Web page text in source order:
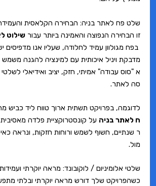
שלט פח לאתר בניה: הבחירה הקלאסית והעמידה
זו הבחירה הנפוצה והאמינה ביותר עבורשילוט
בפח מגולוון עמיד לחלודה, שעליו אנו מדפיסים
מדבקת ויניל איכותית עם למינציה להגנה משמש
א "סוס עבודה" אמיתי, חזק, יציב ואידיאלי לשלטי
סה לאתר.
לדוגמה, בפרויקט תשתית ארוך טווח ליד כביש
ח לאתר בניהעל קונסטרוקציית פלדה מאסיבית.
ר שנתיים, חשוף לשמש ורוחות חזקות, ונראה
מול.
שלטי אלומיניום / לוקובונד: מראה יוקרתי ועמידות
כשהפרויקט שלך דורש מראה יוקרתי ובלתי